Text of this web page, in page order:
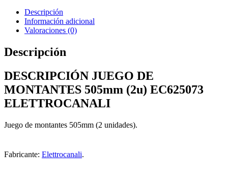
Descripción
Información adicional
Valoraciones (0)
Descripción
DESCRIPCIÓN JUEGO DE
MONTANTES 505mm (2u) EC625073
ELETTROCANALI
Juego de montantes 505mm (2 unidades).
Fabricante: Elettrocanali.